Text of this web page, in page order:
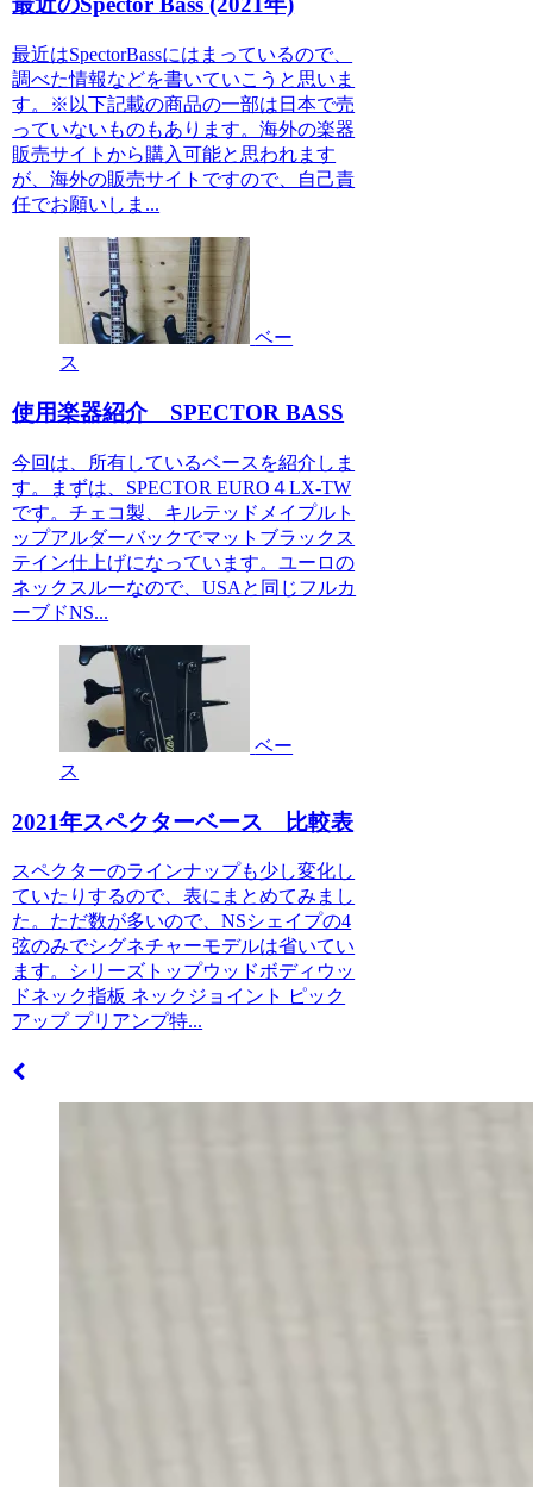
最近はSpectorBassにはまっているので、
調べた情報などを書いていこうと思いま
す。※以下記載の商品の一部は日本で売
っていないものもあります。海外の楽器
販売サイトから購入可能と思われます
が、海外の販売サイトですので、自己責
任でお願いしま...
ベー
ス
使用楽器紹介 SPECTOR BASS
今回は、所有しているベースを紹介しま
す。まずは、SPECTOR EURO４LX-TW
です。チェコ製、キルテッドメイプルト
ップアルダーバックでマットブラックス
テイン仕上げになっています。ユーロの
ネックスルーなので、USAと同じフルカ
ーブドNS...
ベー
ス
2021年スペクターベース 比較表
スペクターのラインナップも少し変化し
ていたりするので、表にまとめてみまし
た。ただ数が多いので、NSシェイプの4
弦のみでシグネチャーモデルは省いてい
ます。シリーズトップウッドボディウッ
ドネック指板 ネックジョイント ピック
アップ プリアンプ特...